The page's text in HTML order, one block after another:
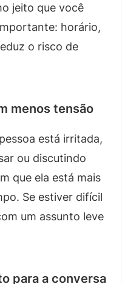
jeito que você
horário,
o risco de
menos tensão
está irritada,
ou discutindo
que ela está mais
Se estiver difícil
um assunto leve
para a conversa